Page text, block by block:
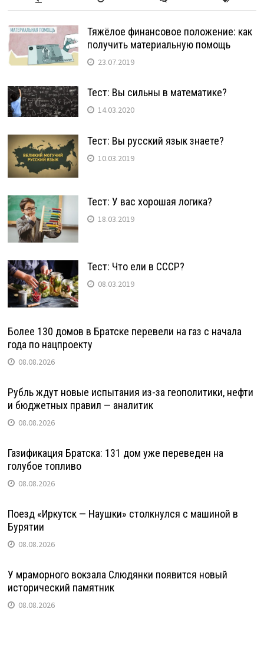
Тяжёлое финансовое положение: как
получить материальную помощь
23.07.2019
Тест: Вы сильны в математике?
14.03.2020
Тест: Вы русский язык знаете?
10.03.2019
Тест: У вас хорошая логика?
18.03.2019
Тест: Что ели в СССР?
08.03.2019
Более 130 домов в Братске перевели на газ с начала
года по нацпроекту
08.08.2026
Рубль ждут новые испытания из-за геополитики, нефти
и бюджетных правил — аналитик
08.08.2026
Газификация Братска: 131 дом уже переведен на
голубое топливо
08.08.2026
Поезд «Иркутск — Наушки» столкнулся с машиной в
Бурятии
08.08.2026
У мраморного вокзала Слюдянки появится новый
исторический памятник
08.08.2026